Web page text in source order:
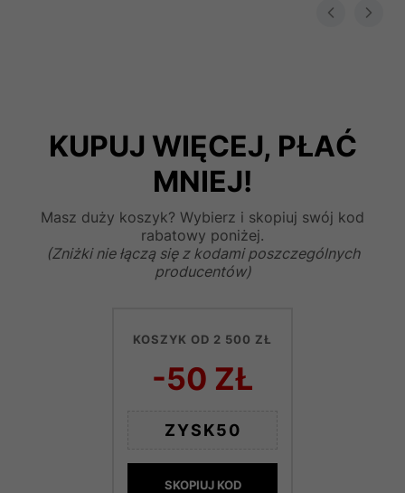
KUPUJ WIĘCEJ, PŁAĆ
MNIEJ!
Masz duży koszyk? Wybierz i skopiuj swój kod
rabatowy poniżej.
(Zniżki nie łączą się z kodami poszczególnych
producentów)
KOSZYK OD 2 500 ZŁ
-50 ZŁ
ZYSK50
SKOPIUJ KOD